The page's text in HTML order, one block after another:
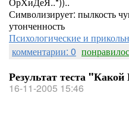
Символизирует: пылкость
утонченность
Психологические и
комментарии: 0
Результат теста
16-11-2005 15:46